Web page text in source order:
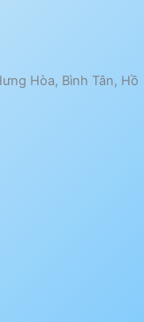
Hòa, Bình Tân, Hồ